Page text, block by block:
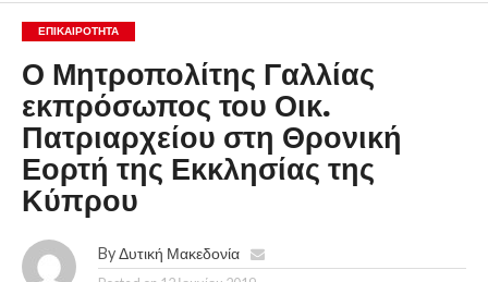
ΕΠΙΚΑΙΡΟΤΗΤΑ
Ο Μητροπολίτης Γαλλίας
εκπρόσωπος του Οικ.
Πατριαρχείου στη Θρονική
Εορτή της Εκκλησίας της
Κύπρου
By Δυτική Μακεδονία